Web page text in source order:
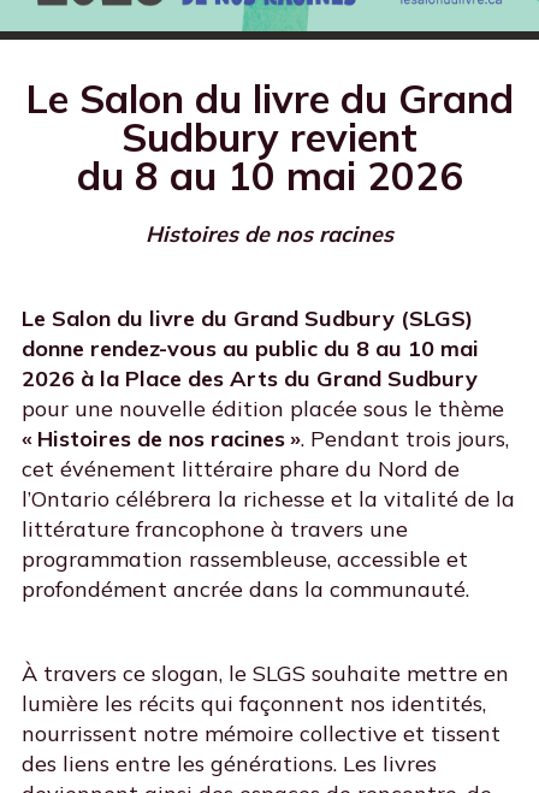
Le Salon du livre du Grand
Sudbury revient
du 8 au 10 mai 2026
Histoires de nos racines
Le Salon du livre du Grand Sudbury (SLGS)
donne rendez-vous au public du 8 au 10 mai
2026 à la Place des Arts du Grand Sudbury
pour une nouvelle édition placée sous le thème
« Histoires de nos racines ». Pendant trois jours,
cet événement littéraire phare du Nord de
l’Ontario célébrera la richesse et la vitalité de la
littérature francophone à travers une
programmation rassembleuse, accessible et
profondément ancrée dans la communauté.
À travers ce slogan, le SLGS souhaite mettre en
lumière les récits qui façonnent nos identités,
nourrissent notre mémoire collective et tissent
des liens entre les générations. Les livres